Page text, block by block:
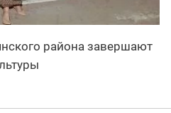
района завершают